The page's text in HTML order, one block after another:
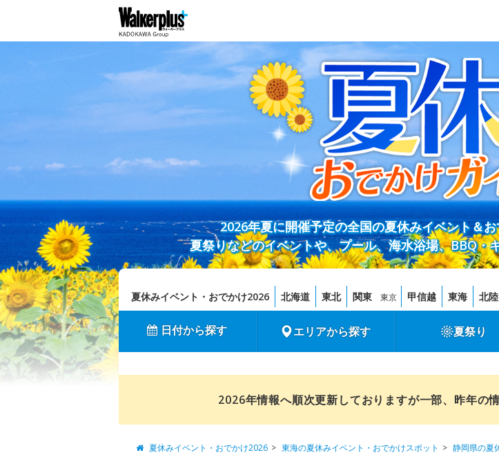
2026年夏に開催予定の全国の夏休みイベント＆
夏祭りなどのイベントや、プール、海水浴場、BBQ・
夏休みイベント・おでかけ2026 北海道 東北 関東 東京 甲信越 東海 北陸
日付から探す エリアから探す 夏祭り
2026年情報へ順次更新しておりますが一部、昨年の
夏休みイベント・おでかけ2026 東海の夏休みイベント・おでかけスポット 静岡県の夏